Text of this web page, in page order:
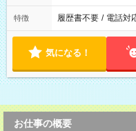
特徴 履歴書不要 / 電話対
気になる！
お仕事の概要